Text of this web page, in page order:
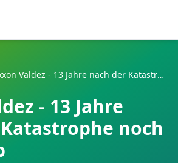
Exxon Valdez - 13 Jahre nach der Katastrophe noch in Betrieb
- 13 Jahre
noch